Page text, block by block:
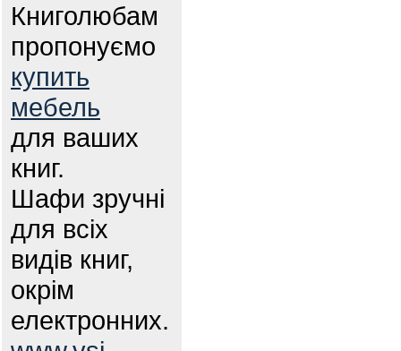
Книголюбам
пропонуємо
купить
мебель
для ваших
книг.
Шафи зручні
для всіх
видів книг,
окрім
електронних.